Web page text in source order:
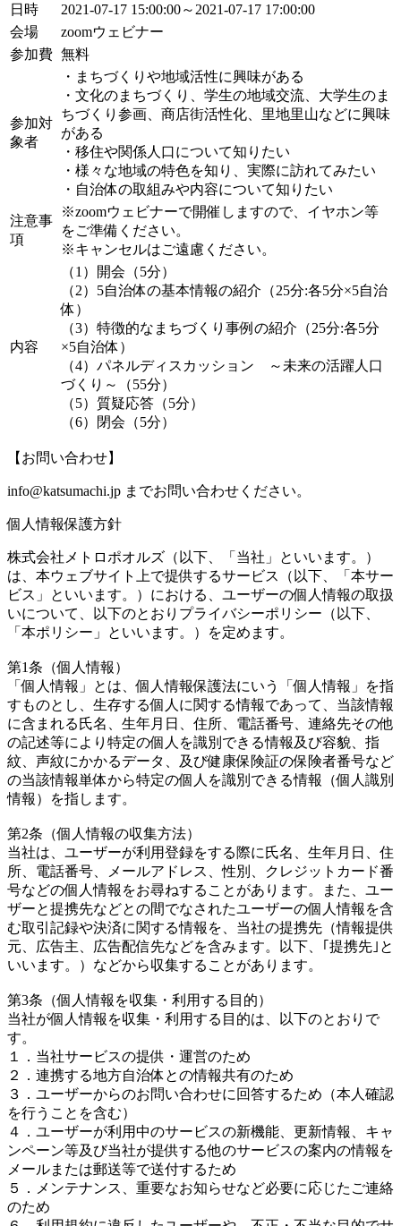
日時
2021-07-17 15:00:00～2021-07-17 17:00:00
会場
zoomウェビナー
参加費 無料
参加対
象者
・まちづくりや地域活性に興味がある
・文化のまちづくり、学生の地域交流、大学生のま
ちづくり参画、商店街活性化、里地里山などに興味
がある
・移住や関係人口について知りたい
・様々な地域の特色を知り、実際に訪れてみたい
・自治体の取組みや内容について知りたい
注意事
項
※zoomウェビナーで開催しますので、イヤホン等
をご準備ください。
※キャンセルはご遠慮ください。
内容
（1）開会（5分）
（2）5自治体の基本情報の紹介（25分:各5分×5自治
体）
（3）特徴的なまちづくり事例の紹介（25分:各5分
×5自治体）
（4）パネルディスカッション ～未来の活躍人口
づくり～（55分）
（5）質疑応答（5分）
（6）閉会（5分）
【お問い合わせ】
info@katsumachi.jp までお問い合わせください。
個人情報保護方針
株式会社メトロポオルズ（以下、「当社」といいます。）
は、本ウェブサイト上で提供するサービス（以下、「本サー
ビス」といいます。）における、ユーザーの個人情報の取扱
いについて、以下のとおりプライバシーポリシー（以下、
「本ポリシー」といいます。）を定めます。
第1条（個人情報）
「個人情報」とは、個人情報保護法にいう「個人情報」を指
すものとし、生存する個人に関する情報であって、当該情報
に含まれる氏名、生年月日、住所、電話番号、連絡先その他
の記述等により特定の個人を識別できる情報及び容貌、指
紋、声紋にかかるデータ、及び健康保険証の保険者番号など
の当該情報単体から特定の個人を識別できる情報（個人識別
情報）を指します。
第2条（個人情報の収集方法）
当社は、ユーザーが利用登録をする際に氏名、生年月日、住
所、電話番号、メールアドレス、性別、クレジットカード番
号などの個人情報をお尋ねすることがあります。また、ユー
ザーと提携先などとの間でなされたユーザーの個人情報を含
む取引記録や決済に関する情報を、当社の提携先（情報提供
元、広告主、広告配信先などを含みます。以下、｢提携先｣と
いいます。）などから収集することがあります。
第3条（個人情報を収集・利用する目的）
当社が個人情報を収集・利用する目的は、以下のとおりで
す。
１．当社サービスの提供・運営のため
２．連携する地方自治体との情報共有のため
３．ユーザーからのお問い合わせに回答するため（本人確認
を行うことを含む）
４．ユーザーが利用中のサービスの新機能、更新情報、キャ
ンペーン等及び当社が提供する他のサービスの案内の情報を
メールまたは郵送等で送付するため
５．メンテナンス、重要なお知らせなど必要に応じたご連絡
のため